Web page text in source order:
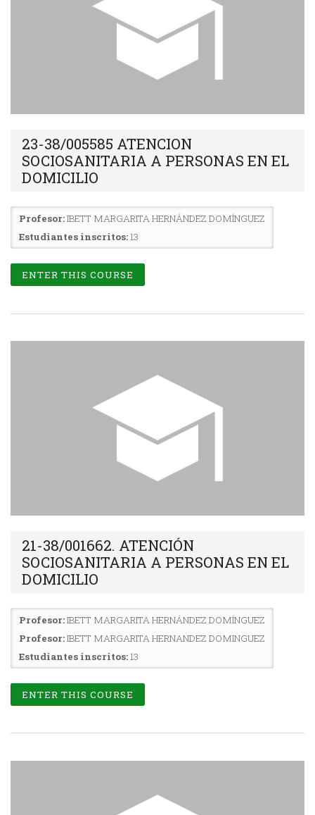
23-38/005585 ATENCION
SOCIOSANITARIA A PERSONAS EN EL
DOMICILIO
Profesor:IBETT MARGARITA HERNÁNDEZ DOMÍNGUEZ
Estudiantes inscritos:13
ENTER THIS COURSE
21-38/001662. ATENCIÓN
SOCIOSANITARIA A PERSONAS EN EL
DOMICILIO
Profesor:IBETT MARGARITA HERNÁNDEZ DOMÍNGUEZ
Profesor:IBETT MARGARITA HERNANDEZ DOMINGUEZ
Estudiantes inscritos:13
ENTER THIS COURSE